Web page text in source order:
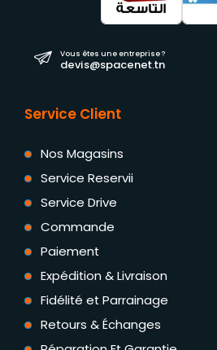
Vous êtes une entreprise ?
devis@spacenet.tn
Service Client
Nos Magasins
Service Reservii
Service Drive
Commande
Paiement
Expédition & Livraison
Fidélité et Parrainage
Retours & Échanges